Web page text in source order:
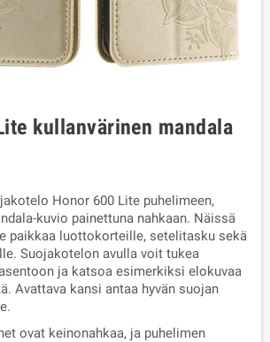
kullanvärinen mandala
Honor 600 Lite puhelimeen,
kuvio painettuna nahkaan. Näissä
paikkaa luottokorteille, setelitasku sekä
Suojakotelon avulla voit tukea
ja katsoa esimerkiksi elokuvaa
Avattava kansi antaa hyvän suojan
ovat keinonahkaa, ja puhelimen